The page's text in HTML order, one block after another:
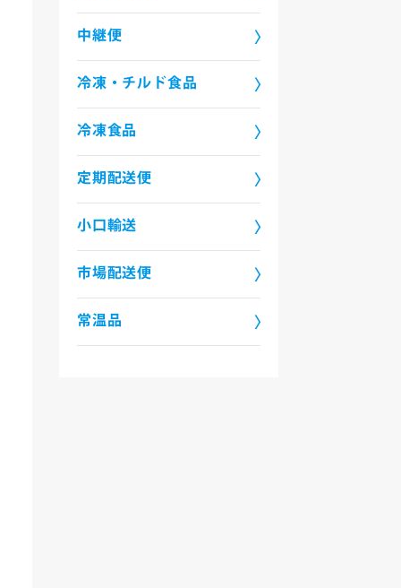
中継便
冷凍・チルド食品
冷凍食品
定期配送便
小口輸送
市場配送便
常温品